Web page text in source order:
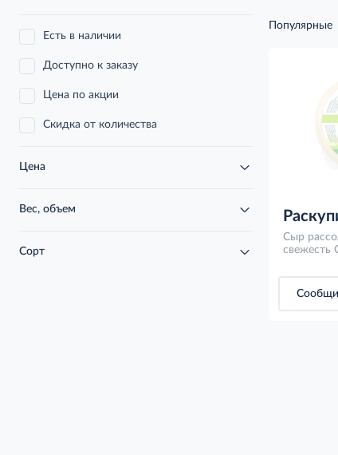
Есть в наличии
Доступно к заказу
Цена по акции
Скидка от количества
Цена
Вес, объем
Сорт
Популярные
Сыр
свежесть